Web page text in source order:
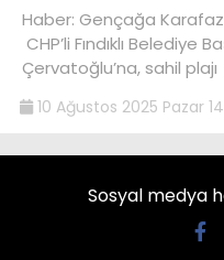
Haber: Gençağa
CHP’li Fındıklı Belediye
Çervatoğlu’na, sahil plajı
10 Ağustos 2025 Pazar
Sosyal medya